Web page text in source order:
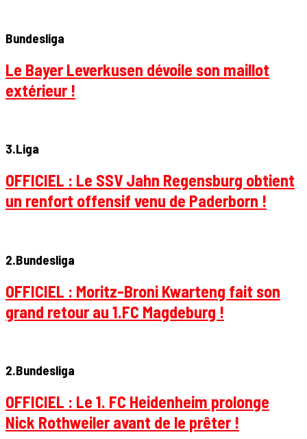
Bundesliga
Le Bayer Leverkusen dévoile son maillot
extérieur !
3.Liga
OFFICIEL : Le SSV Jahn Regensburg obtient
un renfort offensif venu de Paderborn !
2.Bundesliga
OFFICIEL : Moritz-Broni Kwarteng fait son
grand retour au 1.FC Magdeburg !
2.Bundesliga
OFFICIEL : Le 1. FC Heidenheim prolonge
Nick Rothweiler avant de le prêter !